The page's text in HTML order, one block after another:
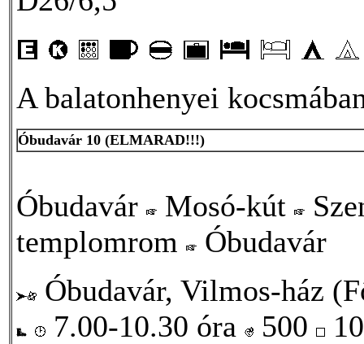
A balatonhenyei
Óbudavár 10 (ELMARAD!!!)
Óbudavár Mosó-kút
templomrom
Óbudavár
Óbudavár, Vilmos-ház
7.00-10.30 óra
500